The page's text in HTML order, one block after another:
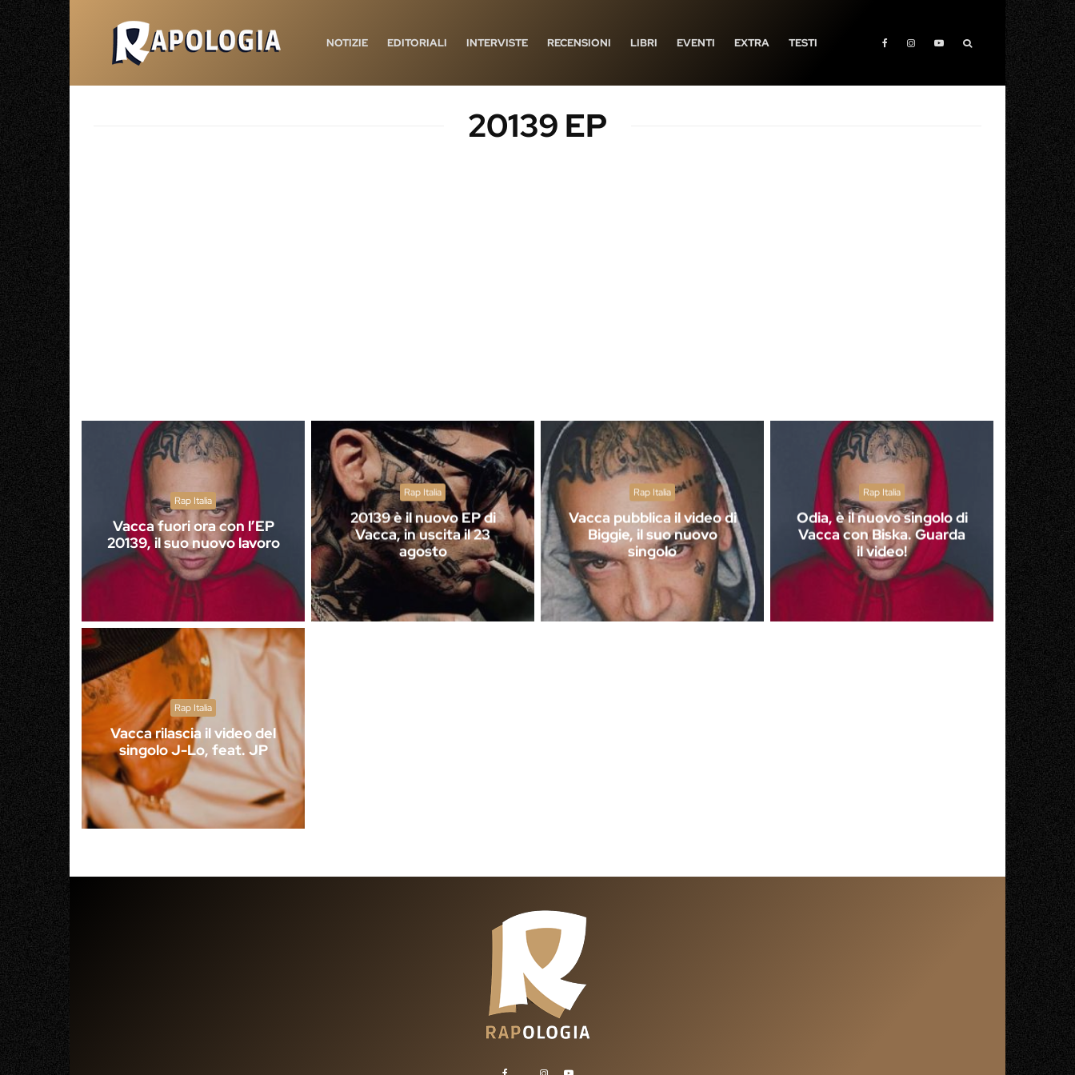
NOTIZIE EDITORIALI INTERVISTE RECENSIONI LIBRI EVENTI EXTRA TESTI
20139 EP
Rap Italia
Vacca fuori ora con l’EP
20139, il suo nuovo lavoro
Rap Italia
20139 è il nuovo EP di
Vacca, in uscita il 23
agosto
Rap Italia
Vacca pubblica il video di
Biggie, il suo nuovo
singolo
Rap Italia
Odia, è il nuovo singolo di
Vacca con Biska. Guarda
il video!
Rap Italia
Vacca rilascia il video del
singolo J-Lo, feat. JP